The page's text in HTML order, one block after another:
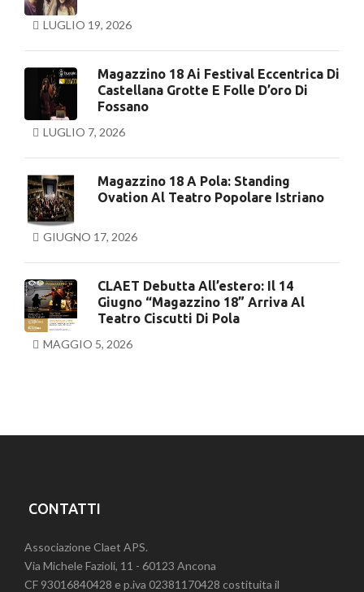
LUGLIO 19, 2026
Magazzino 18 Ai Festival Eccentrica Di
Castellana Grotte E Folle D’oro Di
Fossano
LUGLIO 7, 2026
Magazzino 18 A Pola: Standing
Ovation Al Teatro Popolare Istriano
GIUGNO 17, 2026
CLAET Debutta All’estero: Il 14
Giugno “Magazzino 18” Arriva Al
Teatro Ciscutti Di Pola
MAGGIO 5, 2026
CONTATTI
Associazione Claet APS.
Via Michele Fazioli, 11 - 60123 Ancona
CF 93016840428 e p.iva 02381170428 costituita il